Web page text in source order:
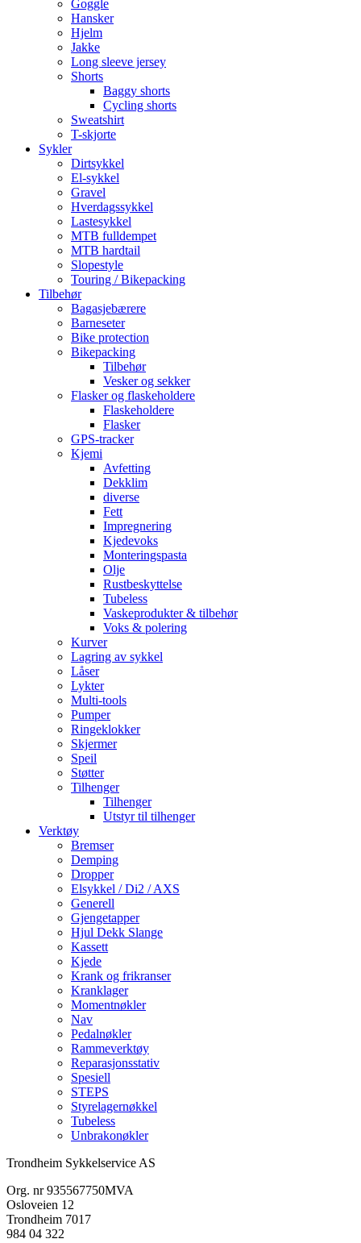
Goggle
Hansker
Hjelm
Jakke
Long sleeve jersey
Shorts
Baggy shorts
Cycling shorts
Sweatshirt
T-skjorte
Sykler
Dirtsykkel
El-sykkel
Gravel
Hverdagssykkel
Lastesykkel
MTB fulldempet
MTB hardtail
Slopestyle
Touring / Bikepacking
Tilbehør
Bagasjebærere
Barneseter
Bike protection
Bikepacking
Tilbehør
Vesker og sekker
Flasker og flaskeholdere
Flaskeholdere
Flasker
GPS-tracker
Kjemi
Avfetting
Dekklim
diverse
Fett
Impregnering
Kjedevoks
Monteringspasta
Olje
Rustbeskyttelse
Tubeless
Vaskeprodukter & tilbehør
Voks & polering
Kurver
Lagring av sykkel
Låser
Lykter
Multi-tools
Pumper
Ringeklokker
Skjermer
Speil
Støtter
Tilhenger
Tilhenger
Utstyr til tilhenger
Verktøy
Bremser
Demping
Dropper
Elsykkel / Di2 / AXS
Generell
Gjengetapper
Hjul Dekk Slange
Kassett
Kjede
Krank og frikranser
Kranklager
Momentnøkler
Nav
Pedalnøkler
Rammeverktøy
Reparasjonsstativ
Spesiell
STEPS
Styrelagernøkkel
Tubeless
Unbrakonøkler
Trondheim Sykkelservice AS
Org. nr 935567750MVA
Osloveien 12
Trondheim 7017
984 04 322